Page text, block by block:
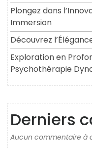
Plongez dans
Immersion
Découvrez
Exploration en
Psychothérapie
Derniers
Aucun commentaire à